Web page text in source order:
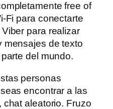
free of
Fi para conectarte
para realizar
mensajes de texto
del mundo.
personas
encontrar a las
chat aleatorio. Fruzo